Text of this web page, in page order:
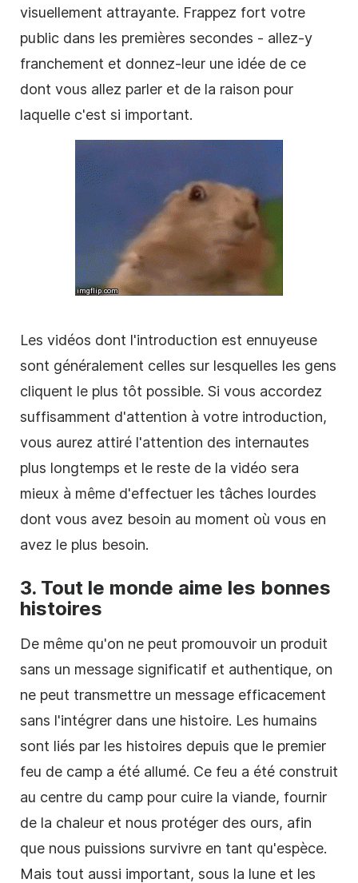
visuellement attrayante. Frappez fort votre
public dans les premières secondes - allez-y
franchement et donnez-leur une idée de ce
dont vous allez parler et de la raison pour
laquelle c'est si important.
Les vidéos dont l'introduction est ennuyeuse
sont généralement celles sur lesquelles les gens
cliquent le plus tôt possible. Si vous accordez
suffisamment d'attention à votre introduction,
vous aurez attiré l'attention des internautes
plus longtemps et le reste de la vidéo sera
mieux à même d'effectuer les tâches lourdes
dont vous avez besoin au moment où vous en
avez le plus besoin.
3. Tout le monde aime les bonnes
histoires
De même qu'on ne peut promouvoir un produit
sans un message significatif et authentique, on
ne peut transmettre un message efficacement
sans l'intégrer dans une histoire. Les humains
sont liés par les histoires depuis que le premier
feu de camp a été allumé. Ce feu a été construit
au centre du camp pour cuire la viande, fournir
de la chaleur et nous protéger des ours, afin
que nous puissions survivre en tant qu'espèce.
Mais tout aussi important, sous la lune et les